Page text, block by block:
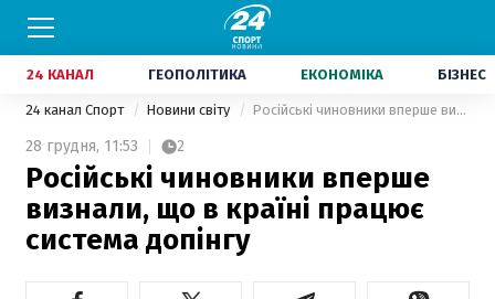
24 КАНАЛ ГЕОПОЛІТИКА ЕКОНОМІКА БІЗНЕС
24 канал Спорт Новини світу Російські чиновники вперше визнали, що в країні працює система допінгу
28 грудня, 11:53 2
Російські чиновники вперше
визнали, що в країні працює
система допінгу